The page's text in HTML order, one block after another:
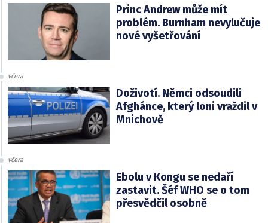
Princ Andrew může mít
problém. Burnham nevylučuje
nové vyšetřování
včera
Doživotí. Němci odsoudili
Afghánce, který loni vraždil v
Mnichově
včera
Ebolu v Kongu se nedaří
zastavit. Šéf WHO se o tom
přesvědčil osobně